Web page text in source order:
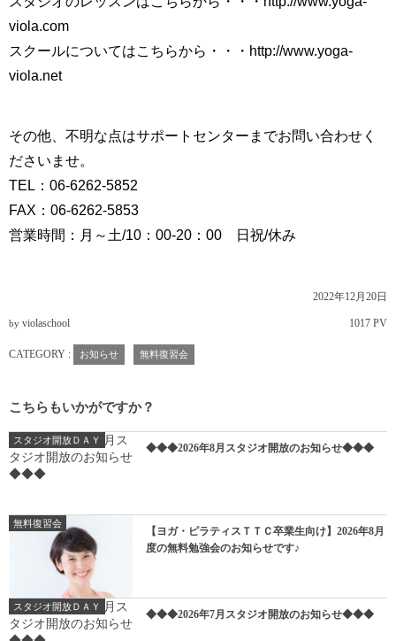
viola.com
スクールについてはこちらから・・・ http://www.yoga-
viola.net
その他、不明な点はサポートセンターまでお問い合わせく
ださいませ。
TEL：06-6262-5852
FAX：06-6262-5853
営業時間：月～土/10：00-20：00 日祝/休み
2022年12月20日
by violaschool 1017 PV
CATEGORY : お知らせ 無料復習会
こちらもいかがですか？
スタジオ開放ＤＡＹ
◆◆◆2026年8月スタジオ開放のお知らせ◆◆◆
無料復習会
【ヨガ・ピラティスＴＴＣ卒業生向け】2026年8月
度の無料勉強会のお知らせです♪
スタジオ開放ＤＡＹ
◆◆◆2026年7月スタジオ開放のお知らせ◆◆◆